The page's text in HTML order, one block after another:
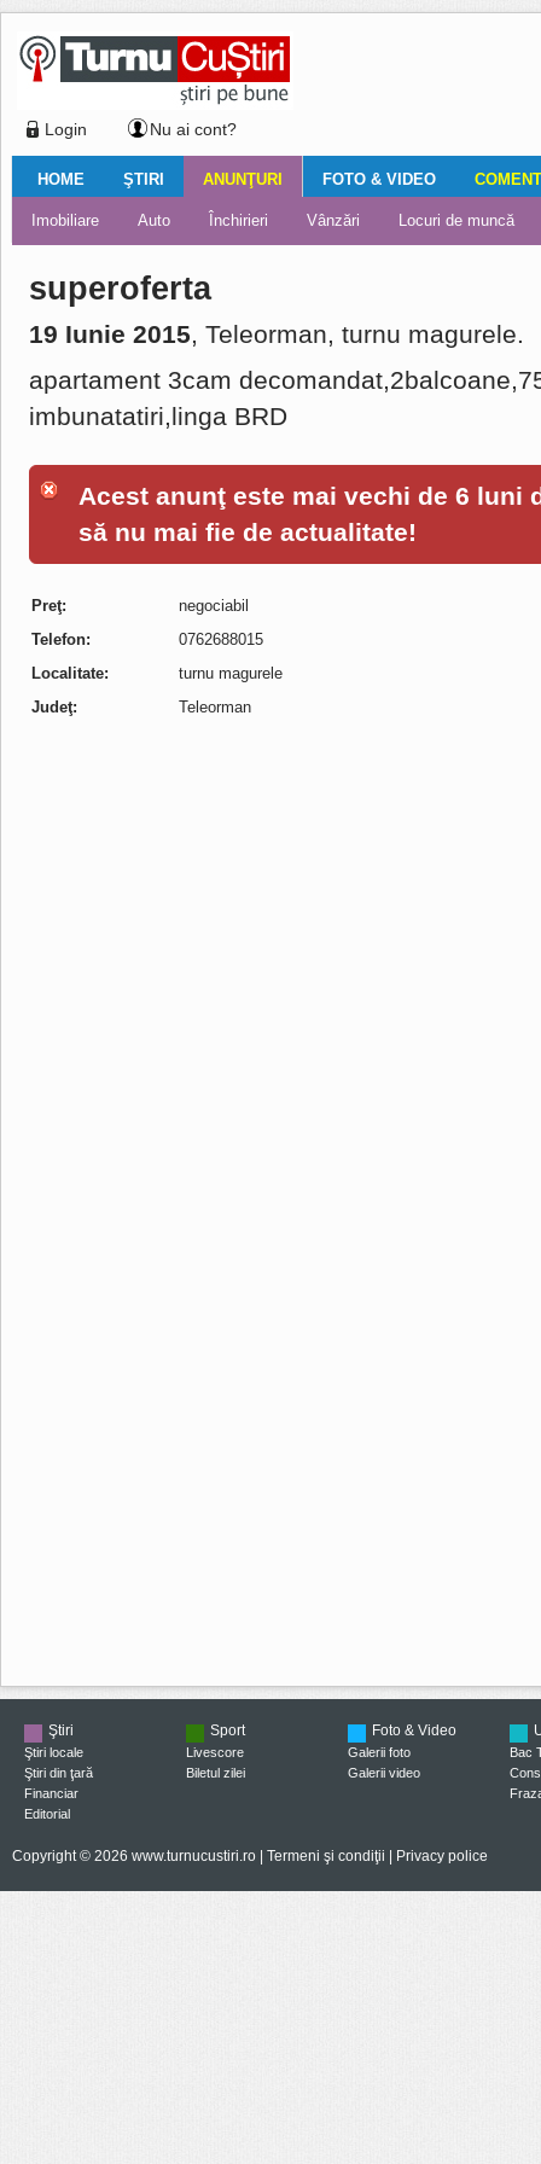
Login Nu ai cont?
HOME
Ştiri locale Turnaţi aici! Nemulţumirile localnicilor
ŞTIRI
Ştiri locale Ştiri din ţară Financiar Editorial
ANUNŢURI
Imobiliare Auto Închirieri Vânzări Locuri de muncă
FOTO & VIDEO
Galerii Foto Galerii video
Comentariul zilei
superoferta
19 Iunie 2015, Teleorman, turnu magurele.
apartament 3cam
imbunatatiri,linga BRD
Acest anunţ este mai vechi de 6 luni
să nu mai fie de actualitate!
Preţ:
negociabil
Telefon:
0762688015
Localitate:
turnu magurele
Judeţ:
Teleorman
Ştiri
Ştiri locale
Ştiri din ţară
Financiar
Editorial
Sport
Livescore
Biletul zilei
Foto & Video
Galerii foto
Galerii video
Bac
Copyright © 2026 www.turnucustiri.ro | Termeni şi condiţii Privacy police